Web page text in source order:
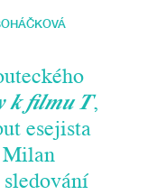
k filmu T,
esejista
Milan